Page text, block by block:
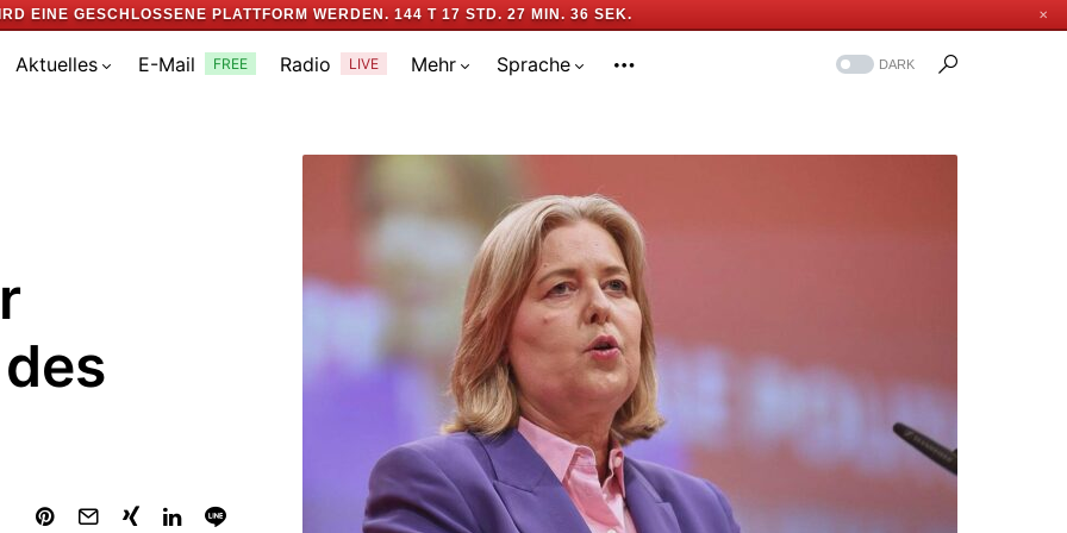
EINE GESCHLOSSENE PLATTFORM WERDEN. 144 T 17 STD. 27 MIN. 35 SEK. ✕
Aktuelles E-Mail FREE Radio LIVE Mehr Sprache DARK